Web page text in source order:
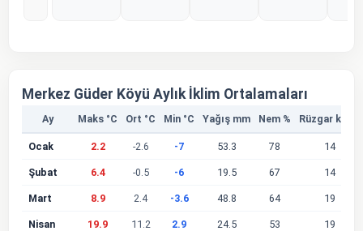
Merkez Güder Köyü Aylık İklim Ortalamaları
Ay Maks °C Ort °C Min °C Yağış mm Nem % Rüzgar km/s
Ocak 2.2 -2.6 -7 53.3 78 14
Şubat 6.4 -0.5 -6 19.5 67 14
Mart 8.9 2.4 -3.6 48.8 64 19
Nisan 19.9 11.2 2.9 24.5 53 19